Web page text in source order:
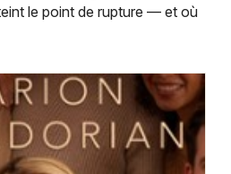
le point de rupture — et où